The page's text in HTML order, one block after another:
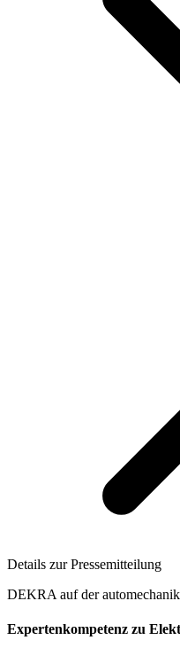
Details zur Pressemitteilung
DEKRA auf der
Expertenkompetenz zu